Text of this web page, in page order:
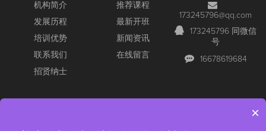
机构简介
发展历程
培训优势
联系我们
招贤纳士
推荐课程
最新开班
新闻资讯
在线留言
173245796@qq.com
173245796 同微信
号
16678619684
×